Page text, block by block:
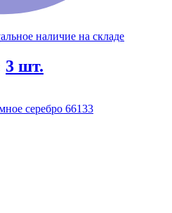
наличие на складе
3 шт.
серебро 66133